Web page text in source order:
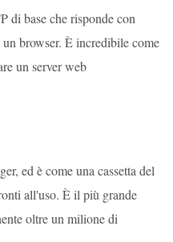
di base che risponde con
browser. È incredibile come
un server web
ed è come una cassetta del
all'uso. È il più grande
oltre un milione di